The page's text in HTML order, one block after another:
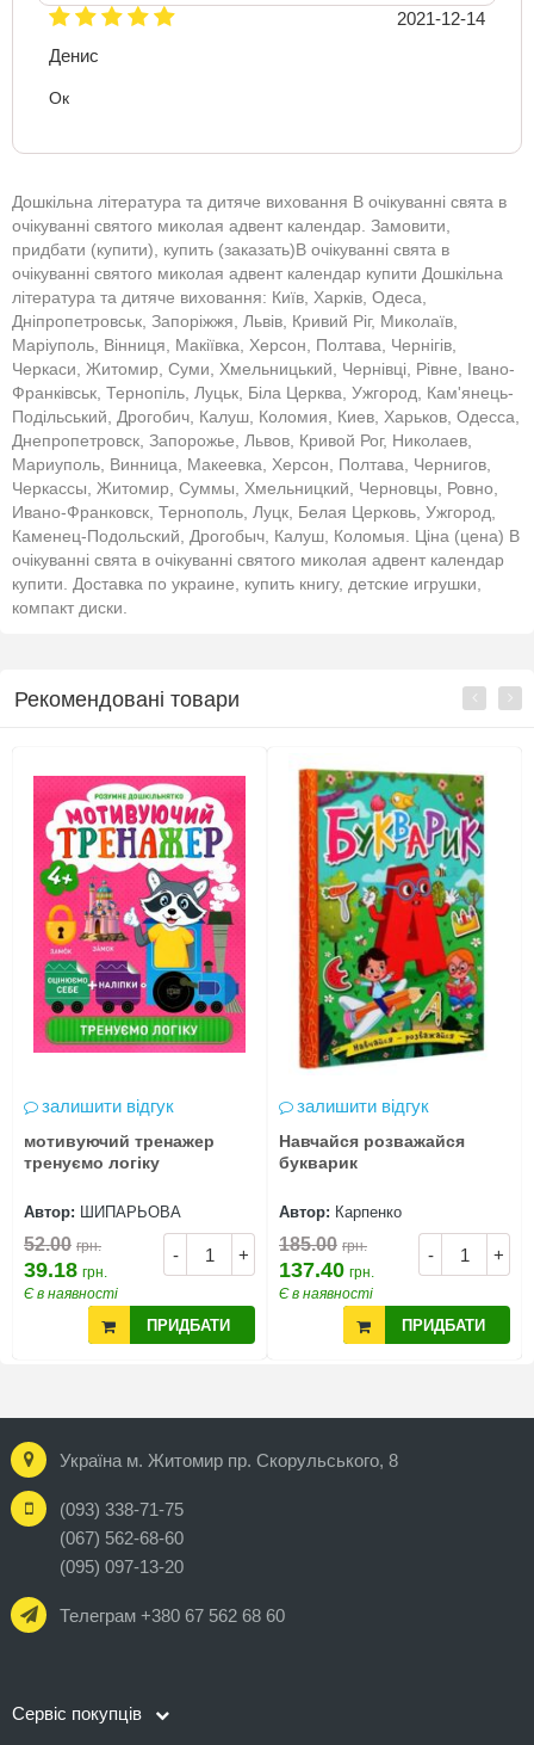
2021-12-14
Денис
Ок
Дошкільна література та дитяче виховання В очікуванні свята в
очікуванні святого миколая адвент календар. Замовити,
придбати (купити), купить (заказать)В очікуванні свята в
очікуванні святого миколая адвент календар купити Дошкільна
література та дитяче виховання: Київ, Харків, Одеса,
Дніпропетровськ, Запоріжжя, Львів, Кривий Ріг, Миколаїв,
Маріуполь, Вінниця, Макіївка, Херсон, Полтава, Чернігів,
Черкаси, Житомир, Суми, Хмельницький, Чернівці, Рівне, Івано-
Франківськ, Тернопіль, Луцьк, Біла Церква, Ужгород, Кам'янець-
Подільський, Дрогобич, Калуш, Коломия, Киев, Харьков, Одесса,
Днепропетровск, Запорожье, Львов, Кривой Рог, Николаев,
Мариуполь, Винница, Макеевка, Херсон, Полтава, Чернигов,
Черкассы, Житомир, Суммы, Хмельницкий, Черновцы, Ровно,
Ивано-Франковск, Тернополь, Луцк, Белая Церковь, Ужгород,
Каменец-Подольский, Дрогобыч, Калуш, Коломыя. Ціна (цена) В
очікуванні свята в очікуванні святого миколая адвент календар
купити. Доставка по украине, купить книгу, детские игрушки,
компакт диски.
Рекомендовані товари
залишити відгук
мотивуючий тренажер
тренуємо логіку
Автор: ШИПАРЬОВА
- +
52.00 грн.
39.18 грн.
Є в наявності
ПРИДБАТИ
залишити відгук
Навчайся розважайся
букварик
Автор: Карпенко
- +
185.00 грн.
137.40 грн.
Є в наявності
ПРИДБАТИ
Україна м. Житомир пр. Скорульського, 8
(093) 338-71-75
(067) 562-68-60
(095) 097-13-20
Телеграм +380 67 562 68 60
Сервіс покупців